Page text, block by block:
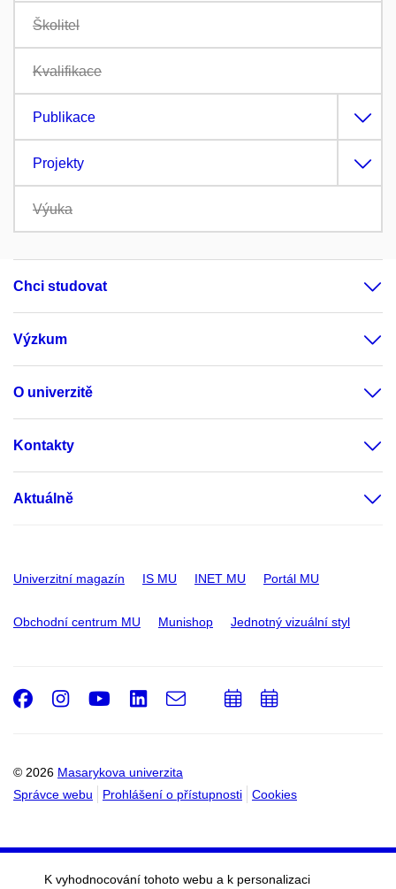
Školitel
Kvalifikace
Publikace
Projekty
Výuka
Chci studovat
Výzkum
O univerzitě
Kontakty
Aktuálně
Univerzitní magazín IS MU INET MU Portál MU
Obchodní centrum MU Munishop Jednotný vizuální styl
© 2026 Masarykova univerzita
Správce webu
Prohlášení o přístupnosti Cookies
Facebook
Instagram
Youtube
LinkedIn
e-
Email
PřidatPřidat
K vyhodnocování tohoto webu a k personalizaci